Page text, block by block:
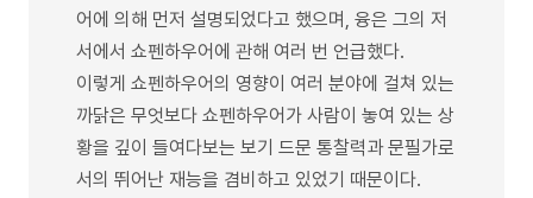
어에 의해 먼저 설명되었다고 했으며, 융은 그의 저
서에서 쇼펜하우어에 관해 여러 번 언급했다.
이렇게 쇼펜하우어의 영향이 여러 분야에 걸쳐 있는
까닭은 무엇보다 쇼펜하우어가 사람이 놓여 있는 상
황을 깊이 들여다보는 보기 드문 통찰력과 문필가로
서의 뛰어난 재능을 겸비하고 있었기 때문이다.